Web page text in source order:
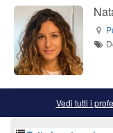
Vedi tutti i